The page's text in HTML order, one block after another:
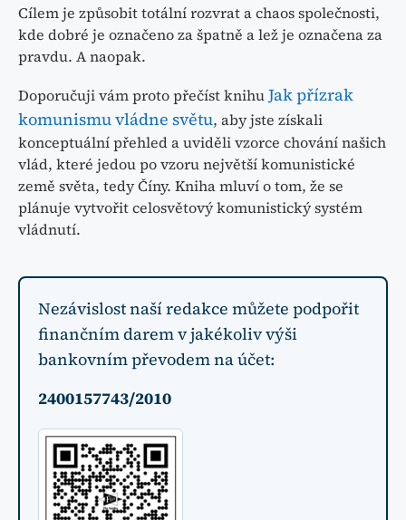
Cílem je způsobit totální rozvrat a chaos společnosti,
kde dobré je označeno za špatně a lež je označena za
pravdu. A naopak.
Doporučuji vám proto přečíst knihuJak přízrak
komunismu vládne světu, aby jste získali
konceptuální přehled a uviděli vzorce chování našich
vlád, které jedou po vzoru největší komunistické
země světa, tedy Číny. Kniha mluví o tom, že se
plánuje vytvořit celosvětový komunistický systém
vládnutí.
Nezávislost naší redakce můžete podpořit
finančním darem v jakékoliv výši
bankovním převodem na účet:
2400157743/2010